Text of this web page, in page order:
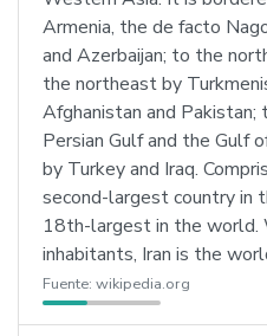
Armenia, the de facto
and Azerbaijan; to the
the northeast by
Afghanistan and
Persian Gulf and the Gulf
by Turkey and Iraq.
second-largest country in
18th-largest in the world.
inhabitants, Iran is the
Fuente: wikipedia.org